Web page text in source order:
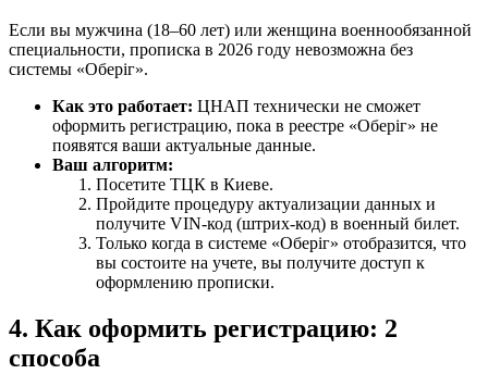
Если вы мужчина (18–60 лет) или женщина военнообязанной
специальности, прописка в 2026 году невозможна без
системы «Оберіг».
Как это работает: ЦНАП технически не сможет
оформить регистрацию, пока в реестре «Оберіг» не
появятся ваши актуальные данные.
Ваш алгоритм:
Посетите ТЦК в Киеве.
Пройдите процедуру актуализации данных и
получите VIN-код (штрих-код) в военный билет.
Только когда в системе «Оберіг» отобразится, что
вы состоите на учете, вы получите доступ к
оформлению прописки.
4. Как оформить регистрацию: 2
способа